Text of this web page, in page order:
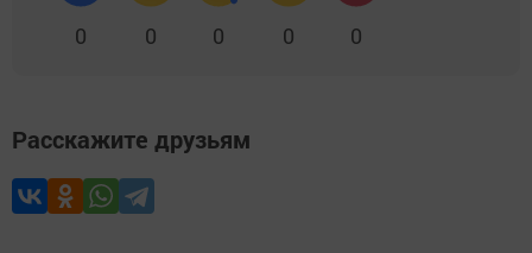
0 0 0 0 0
Расскажите друзьям